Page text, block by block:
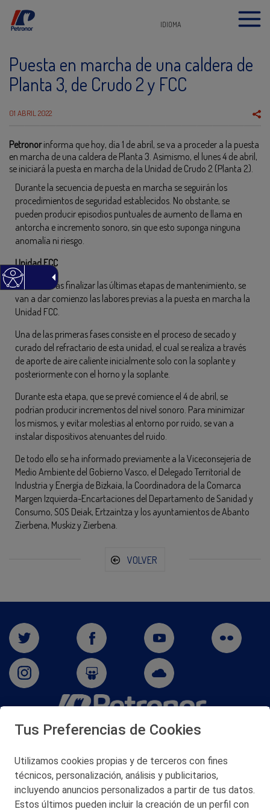
IDIOMA
Puesta en marcha de una caldera de
Planta 3, de Crudo 2 y FCC
01 ABRIL 2022
Petronorinforma que hoy, día 1 de abril, se va a proceder a la puesta
en marcha de una caldera de Planta 3. Asimismo, el lunes 4 de abril,
se iniciará la puesta en marcha de la Unidad de Crudo 2 (Planta 2).
Durante la secuencia de puesta en marcha se seguirán los
procedimientos de seguridad establecidos. No obstante, se
pueden producir episodios puntuales de aumento de llama en
antorcha e incremento sonoro, sin que esto suponga ninguna
anomalía ni riesgo.
Unidad FCC
Además, tras finalizar las últimas etapas de mantenimiento, se
van a dar comienzo las labores previas a la puesta en marcha la
Unidad FCC.
Una de las primeras fases consiste en el proceso de secado y
curado del refractario de esta unidad, el cual se realiza a través
de aporte de aire caliente inicialmente solo con la soplante y
posteriormente con el horno y la soplante.
Durante esta etapa, que se prevé comience el 4 de abril, se
podrían producir incrementos del nivel sonoro. Para minimizar
los mismos, y evitar molestias al entorno por ruido, se van a
instalar dispositivos atenuantes del ruido.
De todo ello se ha informado previamente a la Viceconsejería de
Medio Ambiente del Gobierno Vasco, el Delegado Territorial de
Industria y Energía de Bizkaia, la Coordinadora de la Comarca
Margen Izquierda-Encartaciones del Departamento de Sanidad y
Consumo, SOS Deiak, Ertzaintza y los ayuntamientos de Abanto
Zierbena, Muskiz y Zierbena.
VOLVER
San Martín 5-Edificio Muñatones,
© 2026 Petronor S.A.
Tus Preferencias de Cookies
Utilizamos cookies propias y de terceros con fines
técnicos, personalización, análisis y publicitarios,
incluyendo anuncios personalizados a partir de tus datos.
Estos últimos pueden incluir la creación de un perfil con